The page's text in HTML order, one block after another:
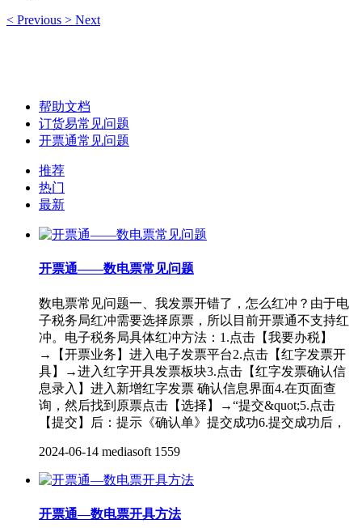
< Previous > Next
帮助文档
订货易常见问题
开票通常见问题
推荐
热门
最新
开票通——数电票常见问题
数电票常见问题一、我发票开错了，怎么红冲？由于电
子税务局红冲需要选择原票，所以目前开票通不支持红
冲。电子税务局具体红冲方法：1.点击【我要办税】
→【开票业务】进入电子发票平台2.点击【红字发票开
具】→进入红字开具发票板块3.点击【红字发票确认信
息录入】进入新增红字发票 确认信息界面4.在页面查
询，然后找到原票点击【选择】→“提交&quot;5.点击
【提交】后：提示《确认单》提交成功6.提交成功后，
2024-06-14 mediasoft 1559
开票通—数电票开具方法